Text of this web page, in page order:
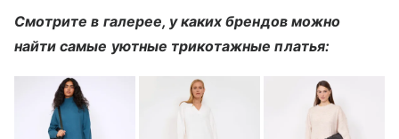
Смотрите в галерее, у каких брендов можно
найти самые уютные трикотажные платья: